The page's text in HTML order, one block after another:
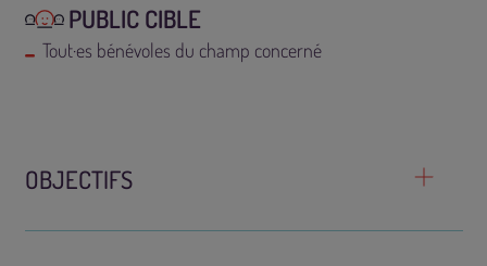
PUBLIC CIBLE
Tout·es bénévoles du champ concerné
OBJECTIFS